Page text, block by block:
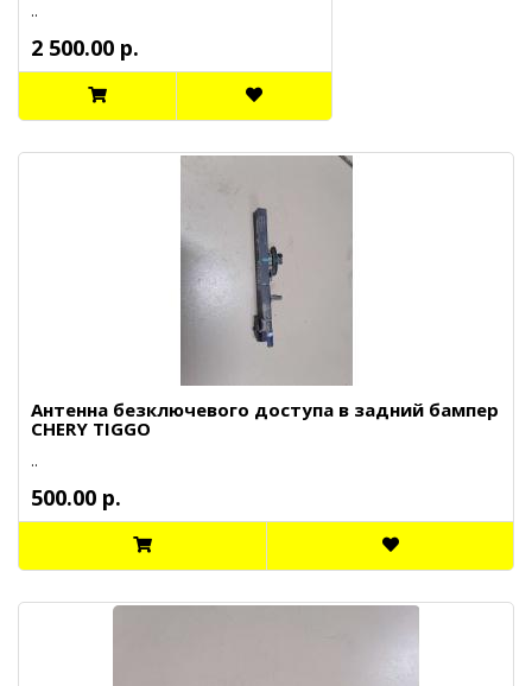
..
2 500.00 р.
Антенна безключевого доступа в задний бампер
CHERY TIGGO
..
500.00 р.